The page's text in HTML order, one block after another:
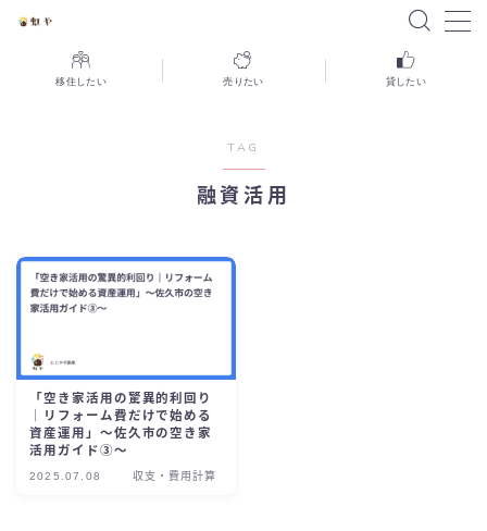
MENU
家を売りたい
不動産投資をしたい
お店を開きたい
地域交流拠点「さくのす」
イベント・セミナー
移住したい 売りたい 貸したい
TAG
融資活用
「空き家活用の驚異的利回り
｜リフォーム費だけで始める
資産運用」〜佐久市の空き家
活用ガイド③〜
2025.07.08 収支・費用計算